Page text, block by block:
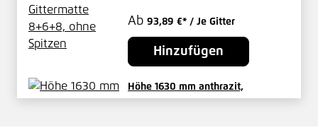
Ab 93,89 €* / Je Gitter
Hinzufügen
Höhe 1630 mm anthrazit,